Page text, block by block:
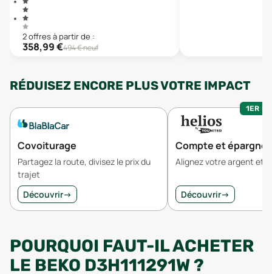
2offresà partir de :
358,99€494€ neuf
RÉDUISEZ ENCORE PLUS VOTRE IMPACT
Covoiturage
Partagez la route, divisez le prix du
trajet
Découvrir→
1ER
Compte et épargne
Alignez votre argent et
Découvrir→
POURQUOI FAUT-IL ACHETER
LE BEKO D3H111291W ?